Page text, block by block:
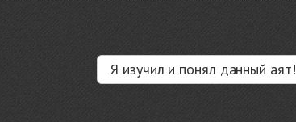
Я изучил и понял данный аят!